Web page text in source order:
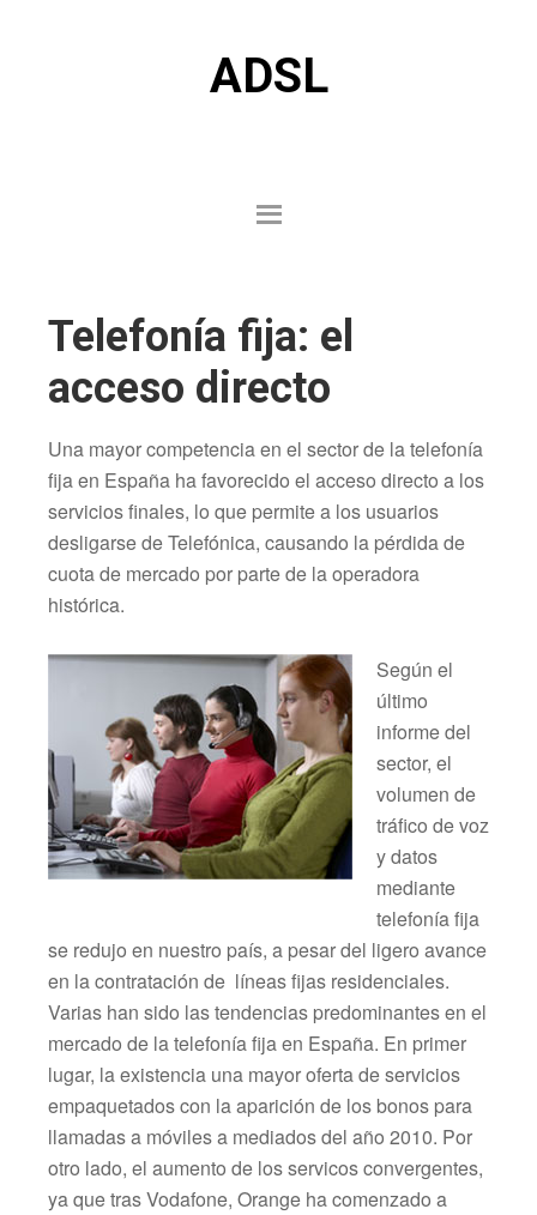
ADSL
Telefonía fija: el
acceso directo
Una mayor competencia en el sector de la telefonía
fija en España ha favorecido el acceso directo a los
servicios finales, lo que permite a los usuarios
desligarse de Telefónica, causando la pérdida de
cuota de mercado por parte de la operadora
histórica.
Según el
último
informe del
sector, el
volumen de
tráfico de voz
y datos
mediante
telefonía fija
se redujo en nuestro país, a pesar del ligero avance
en la contratación de líneas fijas residenciales.
Varias han sido las tendencias predominantes en el
mercado de la telefonía fija en España. En primer
lugar, la existencia una mayor oferta de servicios
empaquetados con la aparición de los bonos para
llamadas a móviles a mediados del año 2010. Por
otro lado, el aumento de los servicos convergentes,
ya que tras Vodafone, Orange ha comenzado a